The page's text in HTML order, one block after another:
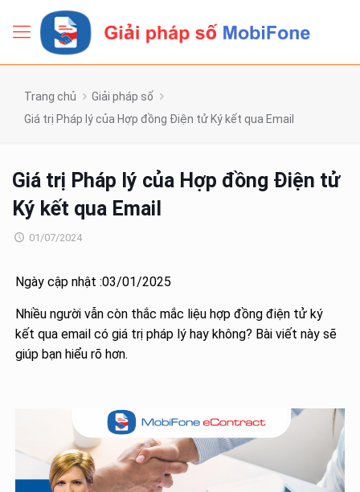
Trang chủ
Giải pháp số
Giá trị Pháp lý của Hợp đồng Điện tử Ký kết qua Email
Giá trị Pháp lý của Hợp đồng Điện tử
Ký kết qua Email
01/07/2024
Ngày cập nhật :03/01/2025
Nhiều người vẫn còn thắc mắc liệu hợp đồng điện tử ký
kết qua email có giá trị pháp lý hay không? Bài viết này sẽ
giúp bạn hiểu rõ hơn.